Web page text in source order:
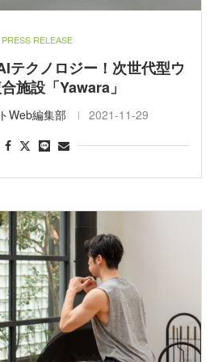
PRESS RELEASE
テクノロジー！次世代型ウ
施設「Yawara」
Web編集部 2021-11-29